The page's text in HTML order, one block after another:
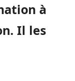
à
Il les